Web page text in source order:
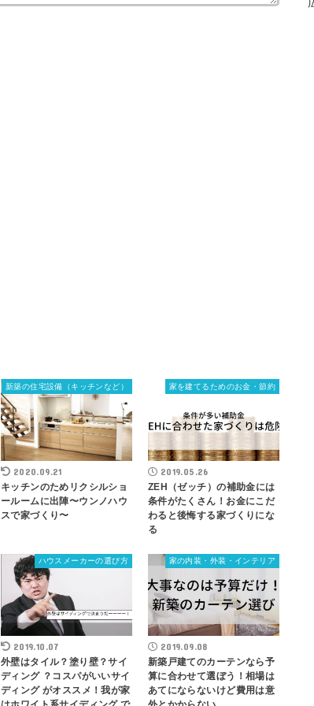
新築の住宅設備（キッチンなど）
2020.09.21
キッチンのためリクシルショ
ールームに出陣〜ウンノハウ
スで家づくり〜
家を建てるためのお金・節約
2019.05.26
ZEH（ゼッチ）の補助金には
条件がたくさん！お金にこだ
わると後悔する家づくりにな
る
ハウスメーカーの選び方
2019.10.07
外壁はタイル？塗り壁？サイ
ディング ？コスパがいいサイ
ディング がオススメ！我が家
家の内装・外装・インテリア
2019.09.08
新築戸建てのカーテンなら予
算に合わせて選ぼう！相場は
あてにならないけど費用は意